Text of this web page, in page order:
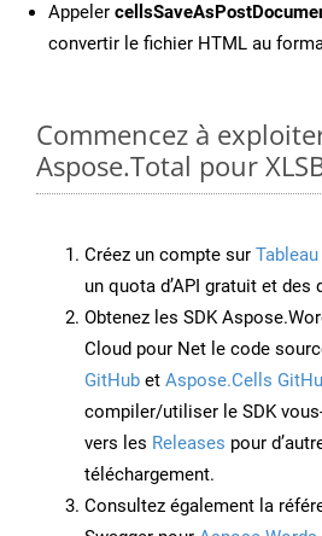
Appeler
convertir le fichier HTML au
Commencez à
Aspose.Total pour
Créez un compte sur
un quota d’API gratuit et des
Obtenez les SDK
Cloud pour Net le code
GitHub et Aspose.Cells
compiler/utiliser le SDK
vers les Releases pour
téléchargement.
Consultez également la